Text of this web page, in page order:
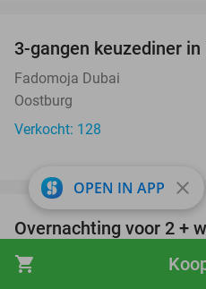
shopping_cart
3-gangen keuzediner
Fadomoja Dubai
Oostburg
Verkocht: 128
Overnachting voor 2 +
bij Fletcher Hotels
OPEN IN APP close